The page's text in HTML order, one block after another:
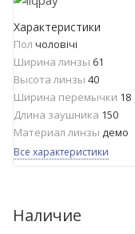
Характеристики
Пол чоловічі
Ширина линзы 61
Высота линзы 40
Ширина перемычки 18
Длина заушника 150
Материал линзы демо
Все характеристики
Наличие